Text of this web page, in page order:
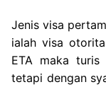
Jenis visa
ialah visa
ETA maka
tetapi dengan